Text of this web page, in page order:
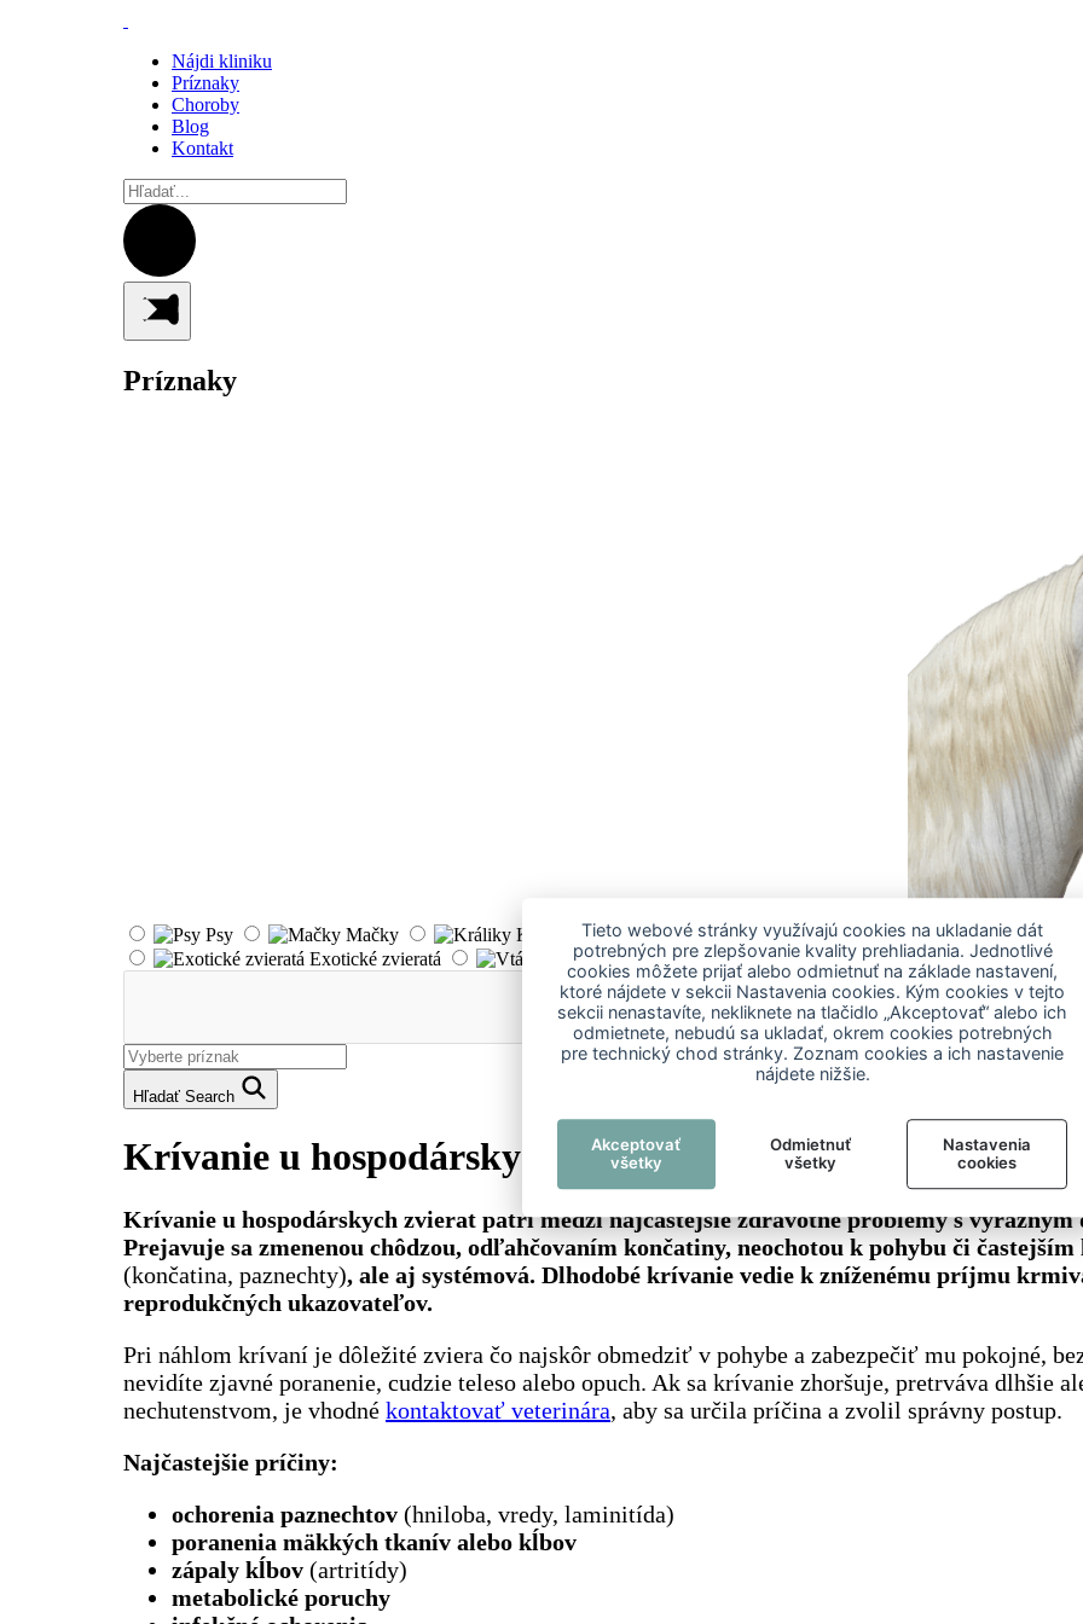
Nájdi kliniku
Príznaky
Choroby
Blog
Kontakt
Príznaky
Psy Mačky Králiky
Drobné cicavce
Exotické zvieratá
Vtáky Hospodárske zvieratá
Hľadať Search
Krívanie u hospodárskych zvierat
Krívanie u hospodárskych zvierat patrí medzi najčastejšie zdravotné problémy s
Prejavuje sa zmenenou chôdzou, odľahčovaním končatiny, neochotou k pohybu či
(končatina, paznechty), ale aj systémová. Dlhodobé krívanie vedie k zníženému príjmu
reprodukčných ukazovateľov.
Pri náhlom krívaní je dôležité zviera čo najskôr obmedziť v pohybe a zabezpečiť mu pokojné,
nevidíte zjavné poranenie, cudzie teleso alebo opuch. Ak sa krívanie zhoršuje, pretrváva dlhšie
nechutenstvom, je vhodné kontaktovať veterinára, aby sa určila príčina a zvolil správny postup.
Najčastejšie príčiny:
ochorenia paznechtov (hniloba, vredy, laminitída)
poranenia mäkkých tkanív alebo kĺbov
zápaly kĺbov (artritídy)
metabolické poruchy
Tieto webové stránky využívajú cookies na ukladanie dát
potrebných pre zlepšovanie kvality prehliadania. Jednotlivé
cookies môžete prijať alebo odmietnuť na základe nastavení,
ktoré nájdete v sekcii Nastavenia cookies. Kým cookies v tejto
sekcii nenastavíte, nekliknete na tlačidlo „Akceptovať“ alebo ich
odmietnete, nebudú sa ukladať, okrem cookies potrebných
pre technický chod stránky. Zoznam cookies a ich nastavenie
nájdete nižšie.
Akceptovať
všetky
Odmietnuť
všetky
Nastavenia
cookies